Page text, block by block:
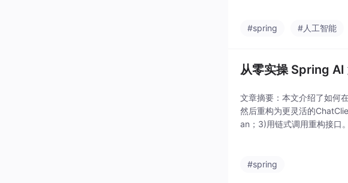
#spring #人工智能
从零实操 Spring
文章摘要：本文介绍了如何
然后重构为更灵活的
an；3)用链式调用重构接口
#spring